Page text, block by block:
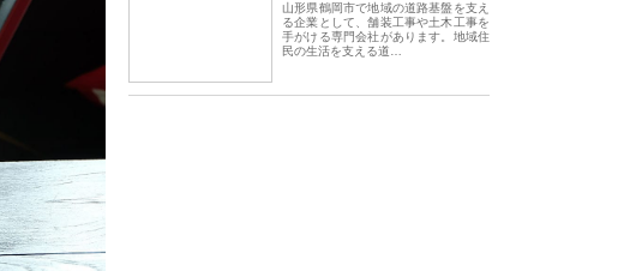
山形県鶴岡市で地域の道路基盤を支え
る企業として、舗装工事や土木工事を
手がける専門会社があります。地域住
民の生活を支える道…